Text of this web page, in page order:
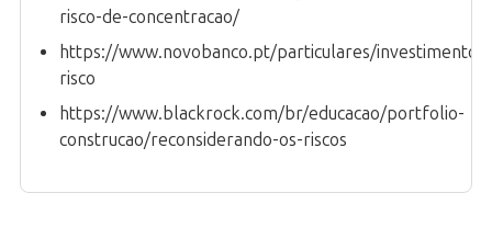
risco-de-concentracao/
https://www.novobanco.pt/particulares/investimento/
risco
https://www.blackrock.com/br/educacao/portfolio-
construcao/reconsiderando-os-riscos